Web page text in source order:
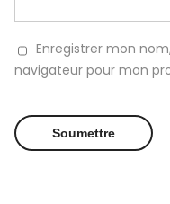
Enregistrer mon
navigateur pour mon